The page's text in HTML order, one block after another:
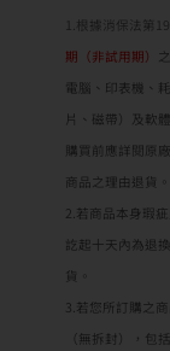
1.根據消保法第
期（非試用期）
電腦、印表機、
片、磁帶）及軟
購買前應詳閱原
商品之理由退貨
2.若商品本身瑕
訖起十天內為退
貨。
3.若您所訂購之
（無拆封），包